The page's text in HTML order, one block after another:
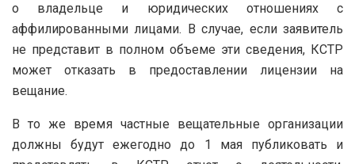
о владельце и юридических отношениях с
аффилированными лицами. В случае, если заявитель
не представит в полном объеме эти сведения, КСТР
может отказать в предоставлении лицензии на
вещание.
В то же время частные вещательные организации
должны будут ежегодно до 1 мая публиковать и